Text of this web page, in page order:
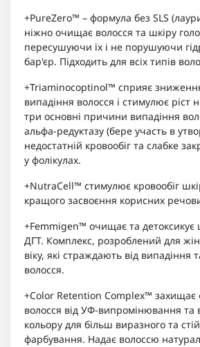
+PureZero™ – формула без SLS
ніжно очищає волосся та шкіру
пересушуючи їх і не порушуючи
бар'єр. Підходить для всіх типів
+Triaminocoptinol™ сприяє
випадіння волосся і стимулює ріст
три основні причини випадіння
альфа-редуктазу (бере участь в
недостатній кровообіг та слабке
у фолікулах.
+NutraCell™ стимулює кровообіг
кращого засвоєння корисних
+Femmigen™ очищає та детоксикує
ДГТ. Комплекс, розроблений для
віку, які страждають від випадіння
волосся.
+Color Retention Complex™ захищає
волосся від УФ-випромінювання та
кольору для більш виразного та
фарбування. Надає волоссю